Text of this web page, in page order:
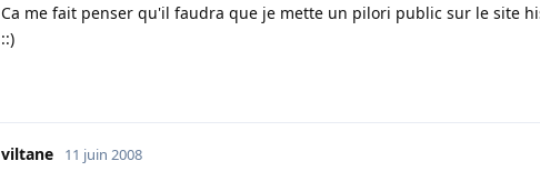
Ca me fait penser qu'il faudra que je mette un pilori public sur le site
::)
viltane 11 juin 2008